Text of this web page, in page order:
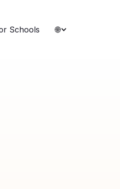
Schools 🌐